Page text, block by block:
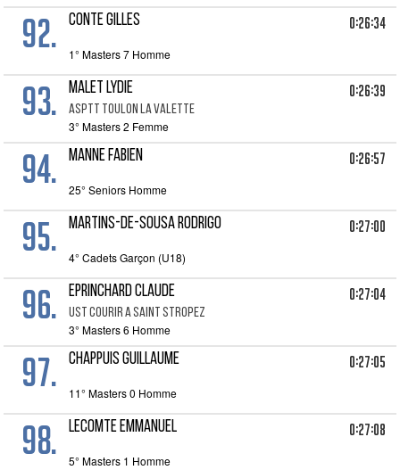
92. CONTE GILLES 0:26:34
1° Masters 7 Homme
93. MALET LYDIE
ASPTT TOULON LA VALETTE
0:26:39
3° Masters 2 Femme
94. MANNE FABIEN 0:26:57
25° Seniors Homme
95. MARTINS-DE-SOUSA RODRIGO 0:27:00
4° Cadets Garçon (U18)
96. EPRINCHARD CLAUDE
UST COURIR A SAINT STROPEZ
0:27:04
3° Masters 6 Homme
97. CHAPPUIS GUILLAUME 0:27:05
11° Masters 0 Homme
98. LECOMTE EMMANUEL 0:27:08
5° Masters 1 Homme